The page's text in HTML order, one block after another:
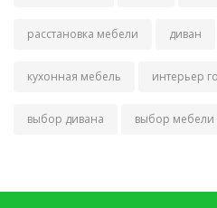
расстановка мебели диван
кухонная мебель интерьер
выбор дивана выбор мебели